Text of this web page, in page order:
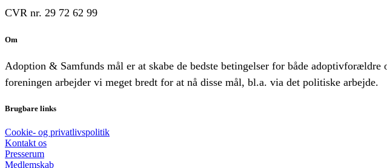
CVR nr. 29 72 62 99
Om
Adoption & Samfunds mål er at skabe de bedste betingelser for både
foreningen arbejder vi meget bredt for at nå disse mål, bl.a. via det politiske arbejde.
Brugbare links
Cookie- og privatlivspolitik
Kontakt os
Presserum
Medlemskab